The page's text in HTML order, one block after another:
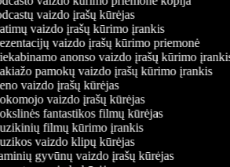
vaizdo įrašų kūrėjas
vaizdo įrašų kūrimo įrankis
vaizdo įrašų kūrimo priemonė
anonso vaizdo įrašų kūrimo įrankis
pamokų vaizdo įrašų kūrimo įrankis
vaizdo įrašų kūrėjas
vaizdo įrašų kūrėjas
fantastikos filmų kūrėjas
filmų kūrimo įrankis
vaizdo klipų kūrėjas
gyvūnų vaizdo įrašų kūrėjas